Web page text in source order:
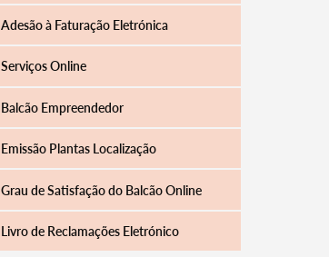
Adesão à Faturação Eletrónica
Serviços Online
Balcão Empreendedor
Emissão Plantas Localização
Grau de Satisfação do Balcão Online
Livro de Reclamações Eletrónico